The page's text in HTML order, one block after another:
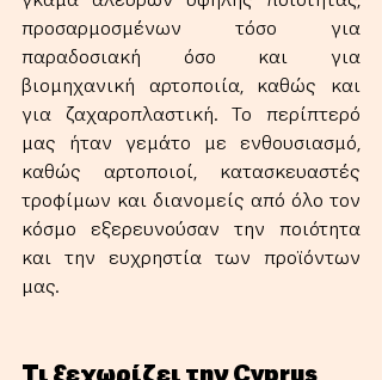
προσαρμοσμένων τόσο για
παραδοσιακή όσο και για
βιομηχανική αρτοποιία, καθώς και
για ζαχαροπλαστική. Το περίπτερό
μας ήταν γεμάτο με ενθουσιασμό,
καθώς αρτοποιοί, κατασκευαστές
τροφίμων και διανομείς από όλο τον
κόσμο εξερευνούσαν την ποιότητα
και την ευχρηστία των προϊόντων
μας.